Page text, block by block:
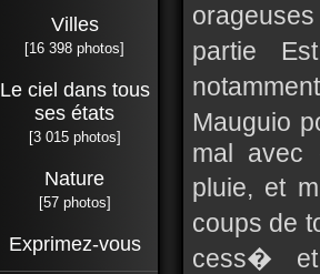
Villes
[16 398 photos]
Le ciel dans tous
ses états
[3 015 photos]
Nature
[57 photos]
Exprimez-vous
partie
Mauguio
mal avec
pluie, et
coups de
cess�